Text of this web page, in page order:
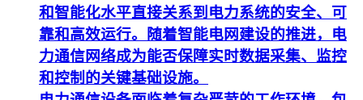
和智能化水平直接关系到电力系统的安全、可
靠和高效运行。随着智能电网建设的推进，电
力通信网络成为能否保障实时数据采集、监控
和控制的关键基础设施。